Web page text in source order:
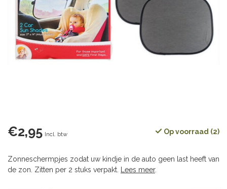
€2,95 Incl. btw Op voorraad (2)
Zonneschermpjes zodat uw kindje in de auto geen last heeft van
de zon. Zitten per 2 stuks verpakt.
Lees meer.